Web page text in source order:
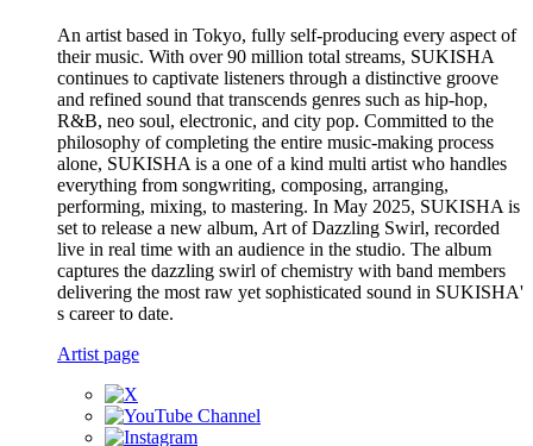
An artist based in Tokyo, fully self-producing every aspect of
their music. With over 90 million total streams, SUKISHA
continues to captivate listeners through a distinctive groove
and refined sound that transcends genres such as hip-hop,
R&B, neo soul, electronic, and city pop. Committed to the
philosophy of completing the entire music-making process
alone, SUKISHA is a one of a kind multi artist who handles
everything from songwriting, composing, arranging,
performing, mixing, to mastering. In May 2025, SUKISHA is
set to release a new album, Art of Dazzling Swirl, recorded
live in real time with an audience in the studio. The album
captures the dazzling swirl of chemistry with band members
delivering the most raw yet sophisticated sound in SUKISHA'
s career to date.
Artist page